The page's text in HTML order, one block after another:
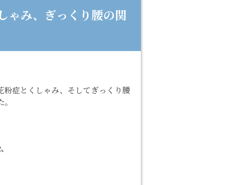
ゃみ、ぎっくり腰の関
粉症とくしゃみ、そしてぎっくり腰